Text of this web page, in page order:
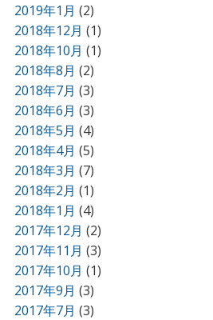
2019年1月 (2)
2018年12月 (1)
2018年10月 (1)
2018年8月 (2)
2018年7月 (3)
2018年6月 (3)
2018年5月 (4)
2018年4月 (5)
2018年3月 (7)
2018年2月 (1)
2018年1月 (4)
2017年12月 (2)
2017年11月 (3)
2017年10月 (1)
2017年9月 (3)
2017年7月 (3)